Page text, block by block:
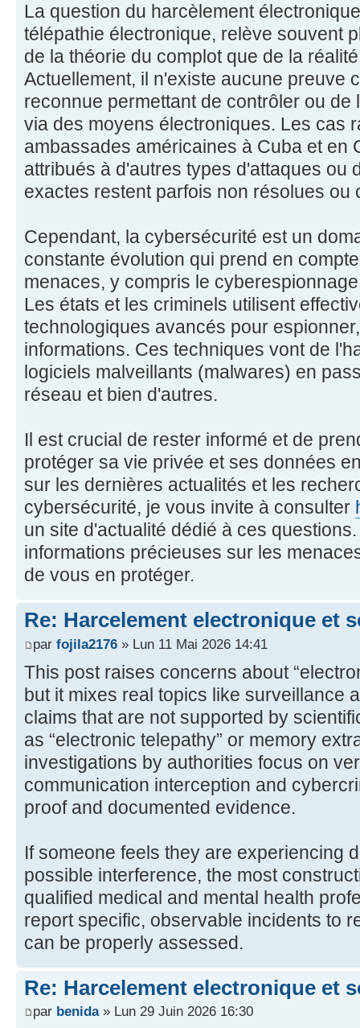
La question du harcèlement
télépathie électronique, relève souvent
de la théorie du complot que de la
Actuellement, il n'existe aucune preuve
reconnue permettant de contrôler ou
via des moyens électroniques. Les cas
ambassades américaines à Cuba et en
attribués à d'autres types d'attaques ou
exactes restent parfois non résolues ou
Cependant, la cybersécurité est un
constante évolution qui prend en
menaces, y compris le
Les états et les criminels utilisent
technologiques avancés pour
informations. Ces techniques vont de
logiciels malveillants (malwares) en
réseau et bien d'autres.
Il est crucial de rester informé et de
protéger sa vie privée et ses données
sur les dernières actualités et les
cybersécurité, je vous invite à consulter
un site d'actualité dédié à ces
informations précieuses sur les
de vous en protéger.
Re: Harcelement electronique et
par fojila2176 » Lun 11 Mai 2026 14:41
This post raises concerns about
but it mixes real topics like surveillance
claims that are not supported by
as “electronic telepathy” or memory
investigations by authorities focus on
communication interception and
proof and documented evidence.
If someone feels they are experiencing
possible interference, the most
qualified medical and mental health
report specific, observable incidents to
can be properly assessed.
Re: Harcelement electronique et
par benida» Lun 29 Juin 2026 16:30